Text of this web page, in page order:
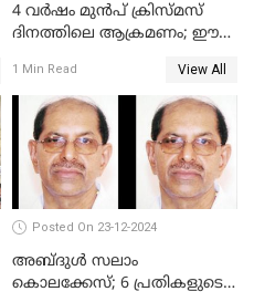
4 വർഷം മുൻപ് ക്രിസ്മസ്
ദിനത്തിലെ ആക്രമണം; ഈ
ചോദിക്കാനെത്തി, 2 പേർ
കുത്തേറ്റു മരിച്ചു
1 Min Read View All
Posted On 23-12-2024
അബ്ദുള്‍ സലാം
കൊലക്കേസ്‌; 6 പ്രതികളുടെ